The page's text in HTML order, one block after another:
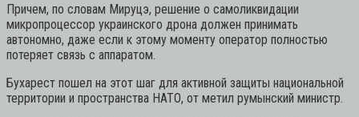
Причем, по словам Мируцэ, решение о самоликвидации
микропроцессор украинского дрона должен принимать
автономно, даже если к этому моменту оператор полностью
потеряет связь с аппаратом.
Бухарест пошел на этот шаг для активной защиты национальной
территории и пространства НАТО, от метил румынский министр.